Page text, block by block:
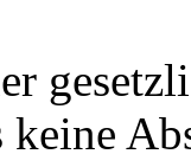
keine